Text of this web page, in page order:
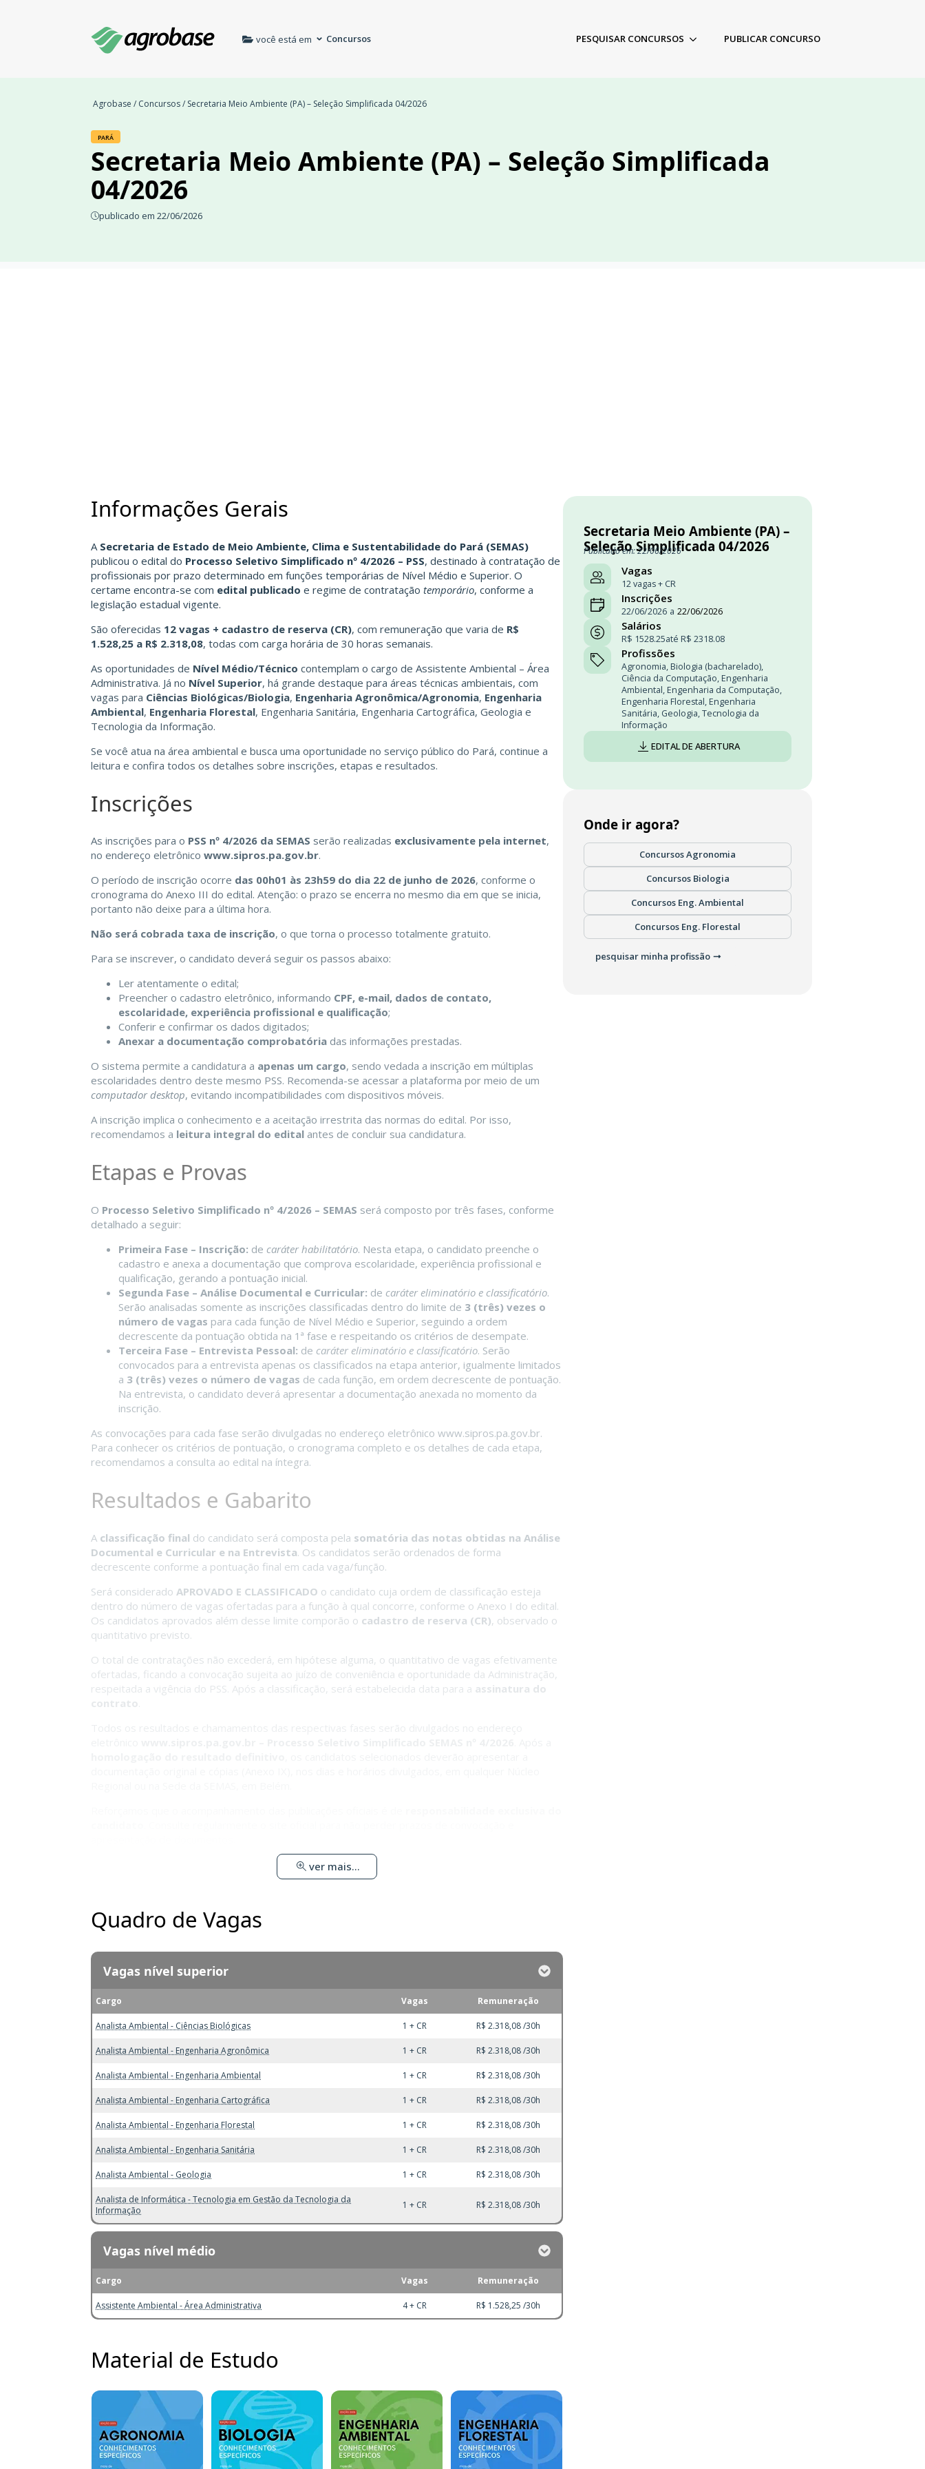
você está em Concursos PESQUISAR CONCURSOS PUBLICAR CONCURSO
Agrobase / Concursos/ Secretaria Meio Ambiente (PA) – Seleção Simplificada 04/2026
PARÁ
Secretaria Meio Ambiente (PA) – Seleção Simplificada
04/2026
publicado em 22/06/2026
Informações Gerais
A Secretaria de Estado de Meio Ambiente, Clima e Sustentabilidade do Pará (SEMAS)
publicou o edital do Processo Seletivo Simplificado nº 4/2026 – PSS, destinado à contratação de
profissionais por prazo determinado em funções temporárias de Nível Médio e Superior. O
certame encontra-se com edital publicado e regime de contratação temporário, conforme a
legislação estadual vigente.
São oferecidas 12 vagas + cadastro de reserva (CR), com remuneração que varia de R$
1.528,25 a R$ 2.318,08, todas com carga horária de 30 horas semanais.
As oportunidades de Nível Médio/Técnico contemplam o cargo de Assistente Ambiental – Área
Administrativa. Já no Nível Superior, há grande destaque para áreas técnicas ambientais, com
vagas para Ciências Biológicas/Biologia, Engenharia Agronômica/Agronomia, Engenharia
Ambiental, Engenharia Florestal, Engenharia Sanitária, Engenharia Cartográfica, Geologia e
Tecnologia da Informação.
Se você atua na área ambiental e busca uma oportunidade no serviço público do Pará, continue a
leitura e confira todos os detalhes sobre inscrições, etapas e resultados.
Inscrições
As inscrições para o PSS nº 4/2026 da SEMAS serão realizadas exclusivamente pela internet,
no endereço eletrônico www.sipros.pa.gov.br.
O período de inscrição ocorre das 00h01 às 23h59 do dia 22 de junho de 2026, conforme o
cronograma do Anexo III do edital. Atenção: o prazo se encerra no mesmo dia em que se inicia,
portanto não deixe para a última hora.
Não será cobrada taxa de inscrição, o que torna o processo totalmente gratuito.
Para se inscrever, o candidato deverá seguir os passos abaixo:
Ler atentamente o edital;
Preencher o cadastro eletrônico, informando CPF, e-mail, dados de contato,
escolaridade, experiência profissional e qualificação;
Conferir e confirmar os dados digitados;
Anexar a documentação comprobatória das informações prestadas.
O sistema permite a candidatura a apenas um cargo, sendo vedada a inscrição em múltiplas
escolaridades dentro deste mesmo PSS. Recomenda-se acessar a plataforma por meio de um
computador desktop, evitando incompatibilidades com dispositivos móveis.
A inscrição implica o conhecimento e a aceitação irrestrita das normas do edital. Por isso,
recomendamos a leitura integral do edital antes de concluir sua candidatura.
Etapas e Provas
O Processo Seletivo Simplificado nº 4/2026 – SEMAS será composto por três fases, conforme
detalhado a seguir:
Primeira Fase – Inscrição: de caráter habilitatório. Nesta etapa, o candidato preenche o
cadastro e anexa a documentação que comprova escolaridade, experiência profissional e
qualificação, gerando a pontuação inicial.
Segunda Fase – Análise Documental e Curricular: de caráter eliminatório e classificatório.
Serão analisadas somente as inscrições classificadas dentro do limite de 3 (três) vezes o
número de vagas para cada função de Nível Médio e Superior, seguindo a ordem
decrescente da pontuação obtida na 1ª fase e respeitando os critérios de desempate.
Terceira Fase – Entrevista Pessoal: de caráter eliminatório e classificatório. Serão
convocados para a entrevista apenas os classificados na etapa anterior, igualmente limitados
a 3 (três) vezes o número de vagas de cada função, em ordem decrescente de pontuação.
Na entrevista, o candidato deverá apresentar a documentação anexada no momento da
inscrição.
As convocações para cada fase serão divulgadas no endereço eletrônico www.sipros.pa.gov.br.
Para conhecer os critérios de pontuação, o cronograma completo e os detalhes de cada etapa,
recomendamos a consulta ao edital na íntegra.
Resultados e Gabarito
A classificação final do candidato será composta pela somatória das notas obtidas na Análise
Documental e Curricular e na Entrevista. Os candidatos serão ordenados de forma
decrescente conforme a pontuação final em cada vaga/função.
Será considerado APROVADO E CLASSIFICADO o candidato cuja ordem de classificação esteja
dentro do número de vagas ofertadas para a função à qual concorre, conforme o Anexo I do edital.
Os candidatos aprovados além desse limite comporão o cadastro de reserva (CR), observado o
quantitativo previsto.
O total de contratações não excederá, em hipótese alguma, o quantitativo de vagas efetivamente
ofertadas, ficando a convocação sujeita ao juízo de conveniência e oportunidade da Administração,
respeitada a vigência do PSS. Após a classificação, será estabelecida data para a assinatura do
contrato
ver mais...
Quadro de Vagas
Vagas nível superior
Cargo Vagas Remuneração
Analista Ambiental - Ciências Biológicas 1 + CR R$ 2.318,08 /30h
Analista Ambiental - Engenharia Agronômica 1 + CR R$ 2.318,08 /30h
Analista Ambiental - Engenharia Ambiental 1 + CR R$ 2.318,08 /30h
Analista Ambiental - Engenharia Cartográfica 1 + CR R$ 2.318,08 /30h
Analista Ambiental - Engenharia Florestal 1 + CR R$ 2.318,08 /30h
Analista Ambiental - Engenharia Sanitária 1 + CR R$ 2.318,08 /30h
Analista Ambiental - Geologia 1 + CR R$ 2.318,08 /30h
Analista de Informática - Tecnologia em Gestão da Tecnologia da
Informação
1 + CR R$ 2.318,08 /30h
Vagas nível médio
Cargo Vagas Remuneração
Assistente Ambiental - Área Administrativa 4 + CR R$ 1.528,25 /30h
Material de Estudo
Secretaria Meio Ambiente (PA) –
Seleção Simplificada 04/2026
Publicado em: 22/06/2026
Vagas
12 vagas + CR
Inscrições
22/06/2026 a 22/06/2026
Salários
R$ 1528.25até R$ 2318.08
Profissões
Agronomia, Biologia (bacharelado),
Ciência da Computação, Engenharia
Ambiental, Engenharia da Computação,
Engenharia Florestal, Engenharia
Sanitária, Geologia,Tecnologia da
Informação
EDITAL DE ABERTURA
Onde ir agora?
Concursos Agronomia
Concursos Biologia
Concursos Eng. Ambiental
Concursos Eng. Florestal
pesquisar minha profissão